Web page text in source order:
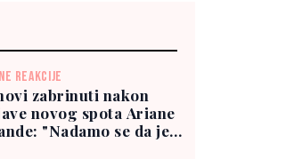
REAKCIJE
zabrinuti nakon
novog spota Ariane
"Nadamo se da je